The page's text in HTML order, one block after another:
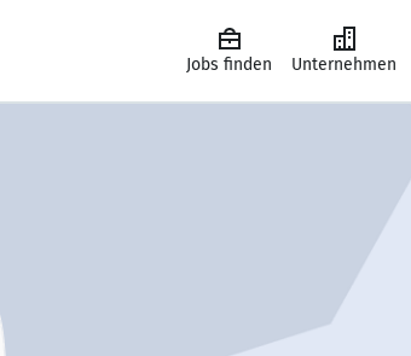
Jobs finden Unternehmen